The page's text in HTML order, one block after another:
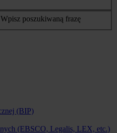
Wpisz poszukiwaną frazę
(BIP)
(EBSCO, Legalis, LEX, etc.)